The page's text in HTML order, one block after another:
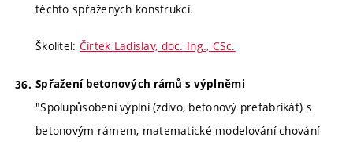
těchto spřažených konstrukcí.
Školitel: Čírtek Ladislav, doc. Ing., CSc.
Spřažení betonových rámů s výplněmi
"Spolupůsobení výplní (zdivo, betonový prefabrikát) s
betonovým rámem, matematické modelování chování